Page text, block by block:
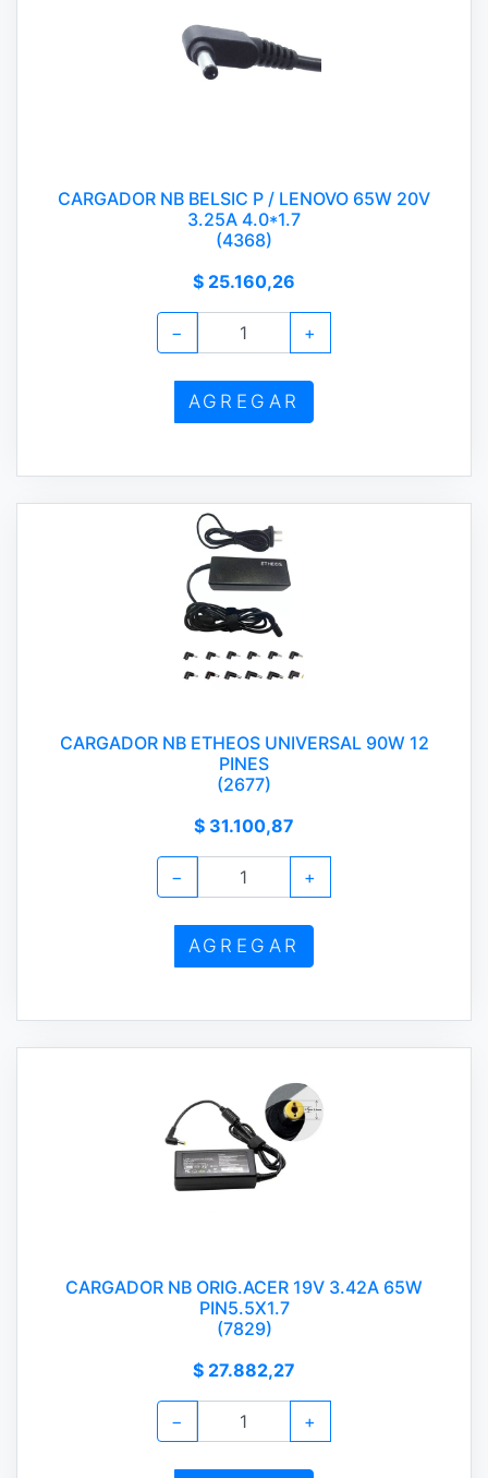
CARGADOR NB BELSIC P / LENOVO 65W 20V
3.25A 4.0*1.7
(4368)
$ 25.160,26
− +
AGREGAR
CARGADOR NB ETHEOS UNIVERSAL 90W 12
PINES
(2677)
$ 31.100,87
− +
AGREGAR
CARGADOR NB ORIG.ACER 19V 3.42A 65W
PIN5.5X1.7
(7829)
$ 27.882,27
− +